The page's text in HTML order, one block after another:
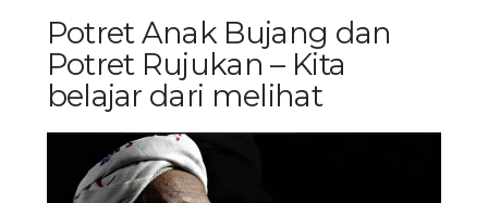
Potret Anak Bujang dan
Potret Rujukan – Kita
belajar dari melihat